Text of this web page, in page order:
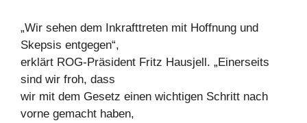
„Wir sehen dem Inkrafttreten mit Hoffnung und
Skepsis entgegen“,
erklärt ROG-Präsident Fritz Hausjell. „Einerseits
sind wir froh, dass
wir mit dem Gesetz einen wichtigen Schritt nach
vorne gemacht haben,